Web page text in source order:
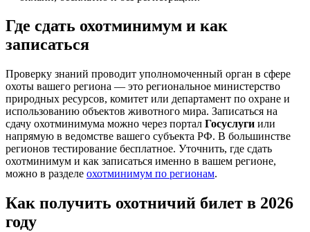
Где сдать охотминимум и как
записаться
Проверку знаний проводит уполномоченный орган в сфере
охоты вашего региона — это региональное министерство
природных ресурсов, комитет или департамент по охране и
использованию объектов животного мира. Записаться на
сдачу охотминимума можно через портал Госуслуги или
напрямую в ведомстве вашего субъекта РФ. В большинстве
регионов тестирование бесплатное. Уточнить, где сдать
охотминимум и как записаться именно в вашем регионе,
можно в разделе охотминимум по регионам.
Как получить охотничий билет в 2026
году